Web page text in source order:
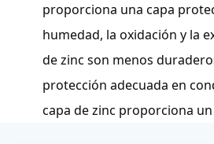
proporciona una capa
humedad, la oxidación y la
de zinc son menos
protección adecuada en
capa de zinc proporciona